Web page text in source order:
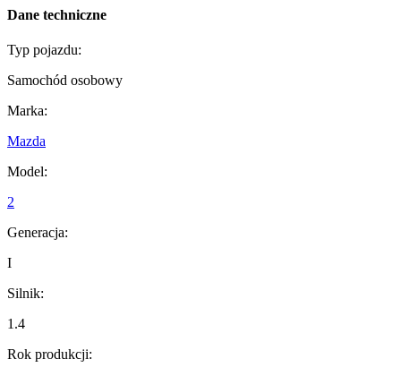
Dane techniczne
Typ pojazdu:
Samochód osobowy
Marka:
Mazda
Model:
2
Generacja:
I
Silnik:
1.4
Rok produkcji: